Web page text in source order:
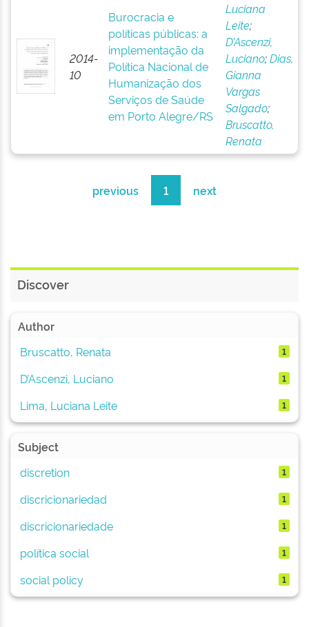
2014-
10
Burocracia e
políticas públicas: a
implementação da
Política Nacional de
Humanização dos
Serviços de Saúde
em Porto Alegre/RS
Luciana
Leite;
D’Ascenzi,
Luciano;Dias,
Gianna
Vargas
Salgado;
Bruscatto,
Renata
previous 1 next
Discover
Author
Bruscatto, Renata
1
D’Ascenzi, Luciano 1
Lima, Luciana Leite 1
Subject
discretion
1
discricionariedad 1
discricionariedade 1
política social 1
social policy 1